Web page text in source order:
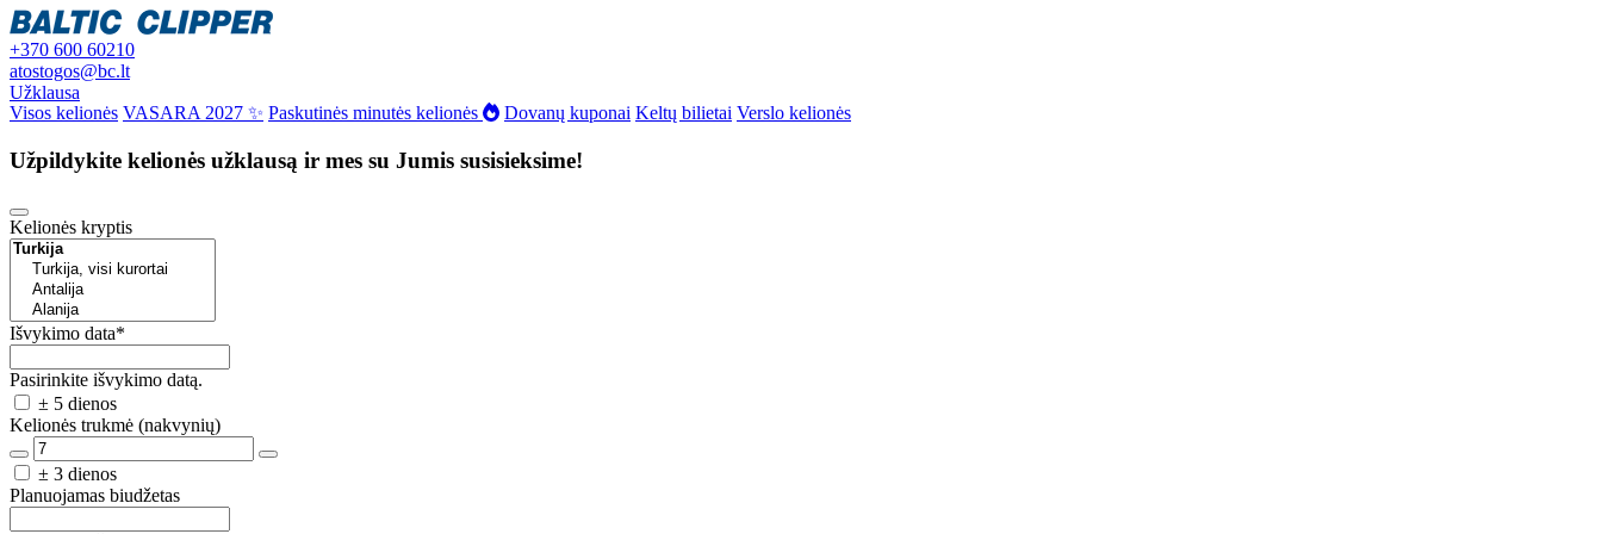
+370 600 60210
atostogos@bc.lt
Užklausa
Visos kelionės VASARA 2027 ✨ Paskutinės minutės kelionės Dovanų kuponai Keltų bilietai Verslo kelionės
Užpildykite kelionės užklausą ir mes su Jumis susisieksime!
Kelionės kryptis
Išvykimo data*
Pasirinkite išvykimo datą.
± 5 dienos
Kelionės trukmė (nakvynių)
± 3 dienos
Planuojamas biudžetas